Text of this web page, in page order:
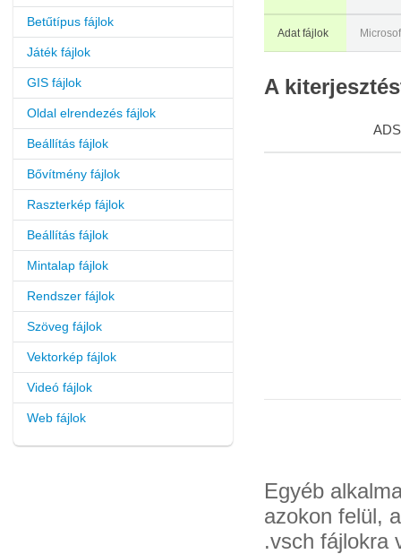
Betűtípus fájlok
Játék fájlok
GIS fájlok
Oldal elrendezés fájlok
Beállítás fájlok
Bővítmény fájlok
Raszterkép fájlok
Beállítás fájlok
Mintalap fájlok
Rendszer fájlok
Szöveg fájlok
Vektorkép fájlok
Videó fájlok
Web fájlok
Adat fájlok
A
ADS
Egyéb
azokon felül,
.vsch fájlokra